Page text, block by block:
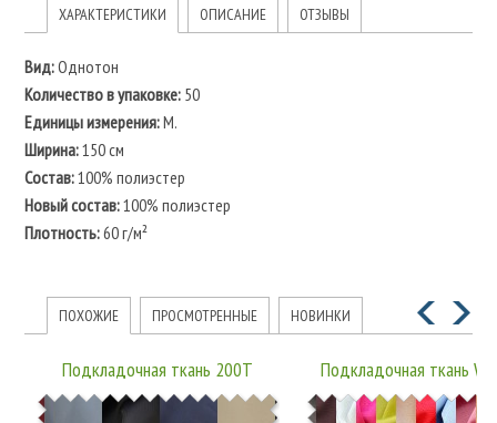
ХАРАКТЕРИСТИКИ ОПИСАНИЕ ОТЗЫВЫ
Вид:Однотон
Количество в упаковке:50
Единицы измерения:M.
Ширина:150 см
Состав:100% полиэстер
Новый состав:100% полиэстер
Плотность:60 г/м²
ПОХОЖИЕ ПРОСМОТРЕННЫЕ НОВИНКИ
Подкладочная ткань 200T Подкладочная ткань